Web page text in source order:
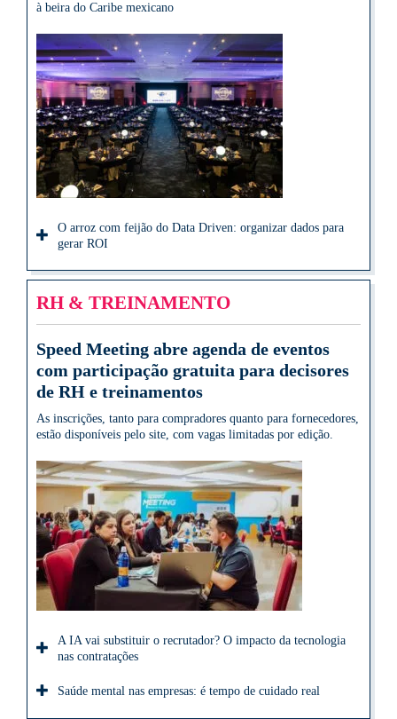
à beira do Caribe mexicano
O arroz com feijão do Data Driven: organizar dados para
gerar ROI
RH & TREINAMENTO
Speed Meeting abre agenda de eventos
com participação gratuita para decisores
de RH e treinamentos
As inscrições, tanto para compradores quanto para fornecedores,
estão disponíveis pelo site, com vagas limitadas por edição.
A IA vai substituir o recrutador? O impacto da tecnologia
nas contratações
Saúde mental nas empresas: é tempo de cuidado real